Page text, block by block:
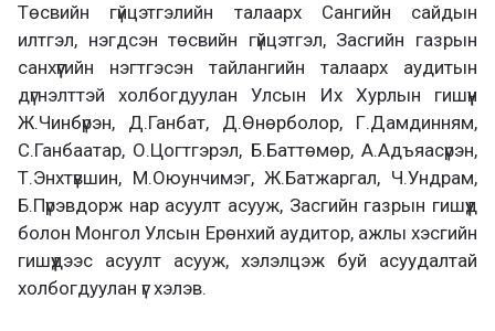
Төсвийн гүйцэтгэлийн талаарх Сангийн сайдын
илтгэл, нэгдсэн төсвийн гүйцэтгэл, Засгийн газрын
санхүүгийн нэгтгэсэн тайлангийн талаарх аудитын
дүгнэлттэй холбогдуулан Улсын Их Хурлын гишүүн
Ж.Чинбүрэн, Д.Ганбат, Д.Өнөрболор, Г.Дамдинням,
С.Ганбаатар, О.Цогтгэрэл, Б.Баттөмөр, А.Адъяасүрэн,
Т.Энхтүвшин, М.Оюунчимэг, Ж.Батжаргал, Ч.Ундрам,
Б.Пүрэвдорж нар асуулт асууж, Засгийн газрын гишүүд
болон Монгол Улсын Ерөнхий аудитор, ажлы хэсгийн
гишүүдээс асуулт асууж, хэлэлцэж буй асуудалтай
холбогдуулан үг хэлэв.